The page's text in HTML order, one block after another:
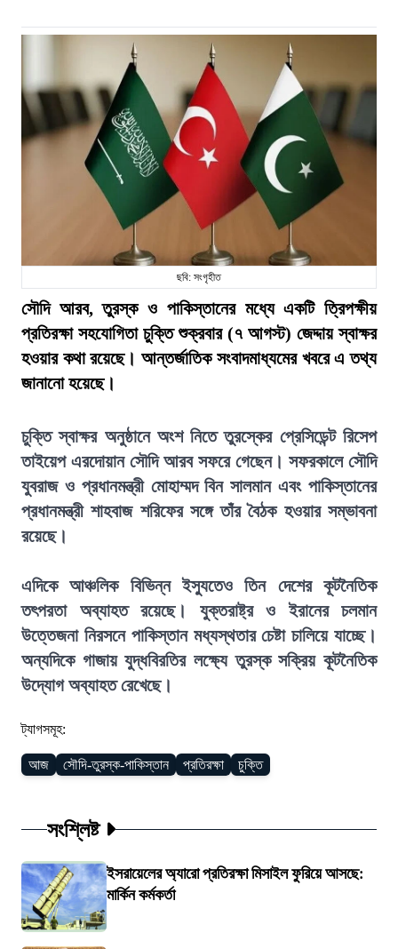
ছবি: সংগৃহীত
সৌদি আরব, তুরস্ক ও পাকিস্তানের মধ্যে একটি ত্রিপক্ষীয়
প্রতিরক্ষা সহযোগিতা চুক্তি শুক্রবার (৭ আগস্ট) জেদ্দায় স্বাক্ষর
হওয়ার কথা রয়েছে। আন্তর্জাতিক সংবাদমাধ্যমের খবরে এ তথ্য
জানানো হয়েছে।
চুক্তি স্বাক্ষর অনুষ্ঠানে অংশ নিতে তুরস্কের প্রেসিডেন্ট রিসেপ
তাইয়েপ এরদোয়ান সৌদি আরব সফরে গেছেন। সফরকালে সৌদি
যুবরাজ ও প্রধানমন্ত্রী মোহাম্মদ বিন সালমান এবং পাকিস্তানের
প্রধানমন্ত্রী শাহবাজ শরিফের সঙ্গে তাঁর বৈঠক হওয়ার সম্ভাবনা
রয়েছে।
এদিকে আঞ্চলিক বিভিন্ন ইস্যুতেও তিন দেশের কূটনৈতিক
তৎপরতা অব্যাহত রয়েছে। যুক্তরাষ্ট্র ও ইরানের চলমান
উত্তেজনা নিরসনে পাকিস্তান মধ্যস্থতার চেষ্টা চালিয়ে যাচ্ছে।
অন্যদিকে গাজায় যুদ্ধবিরতির লক্ষ্যে তুরস্ক সক্রিয় কূটনৈতিক
উদ্যোগ অব্যাহত রেখেছে।
ট্যাগসমূহ:
আজ সৌদি-তুরস্ক-পাকিস্তান প্রতিরক্ষা চুক্তি
সংশ্লিষ্ট
ইসরায়েলের অ্যারো প্রতিরক্ষা মিসাইল ফুরিয়ে আসছে:
মার্কিন কর্মকর্তা